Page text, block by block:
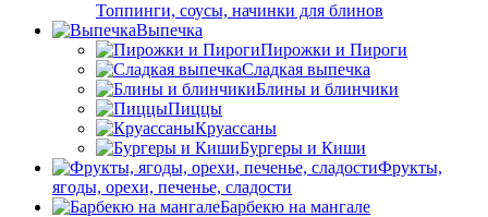
Топпинги, соусы, начинки для блинов
Выпечка
Пирожки и Пироги
Сладкая выпечка
Блины и блинчики
Пиццы
Круасcаны
Бургеры и Киши
Фрукты,
ягоды, орехи, печенье, сладости
Барбекю на мангале